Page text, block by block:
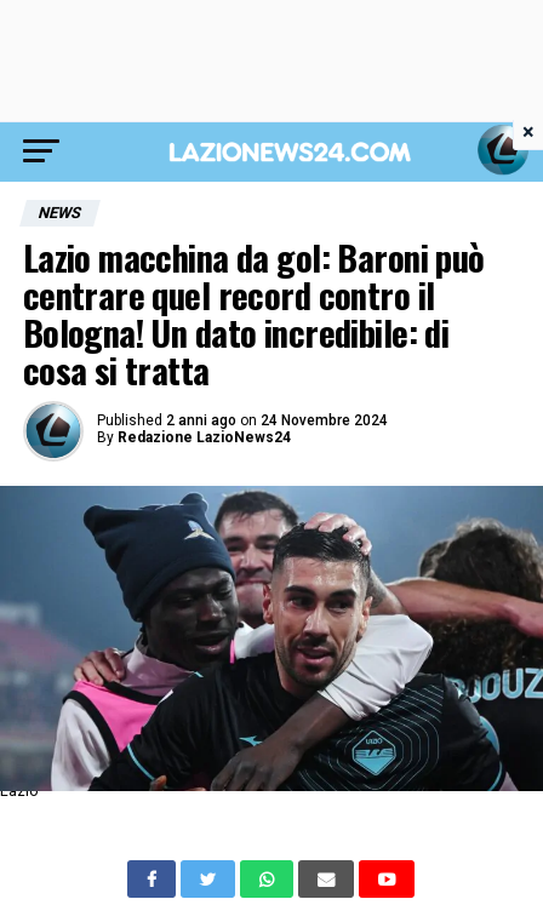
NEWS
Lazio macchina da gol: Baroni può
centrare quel record contro il
Bologna! Un dato incredibile: di
cosa si tratta
Published 2 anni ago on 24 Novembre 2024
By Redazione LazioNews24
Lazio
×